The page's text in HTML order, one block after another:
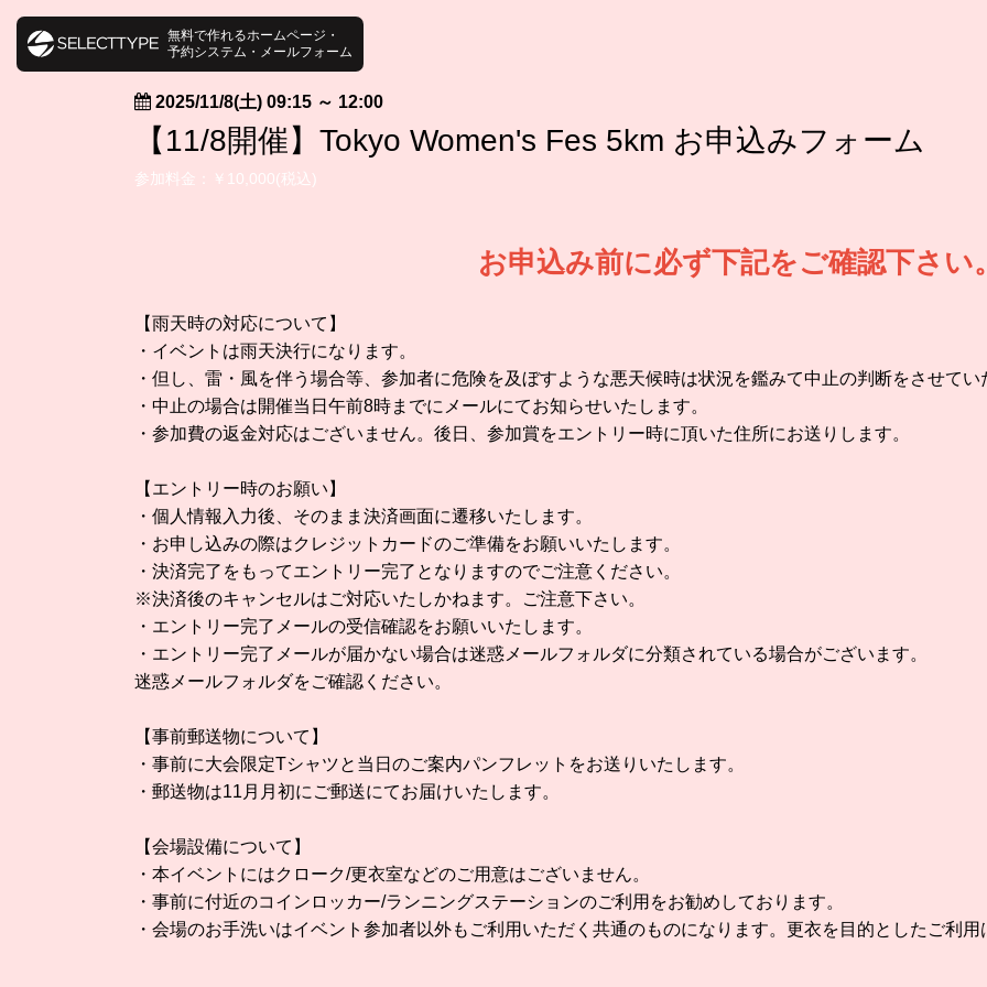
2025/11/8(土) 09:15 ～ 12:00
【11/8開催】Tokyo Women's Fes 5km お申込みフォーム
参加料金：￥10,000(税込)
お申込み前に必ず下記をご確認下さい。
【雨天時の対応について】
・イベントは雨天決行になります。
・但し、雷・風を伴う場合等、参加者に危険を及ぼすような悪天候時は状況を鑑みて中止の判断をさせてい
・中止の場合は開催当日午前8時までにメールにてお知らせいたします。
・参加費の返金対応はございません。後日、参加賞をエントリー時に頂いた住所にお送りします。
【エントリー時のお願い】
・個人情報入力後、そのまま決済画面に遷移いたします。
・お申し込みの際はクレジットカードのご準備をお願いいたします。
・決済完了をもってエントリー完了となりますのでご注意ください。
※決済後のキャンセルはご対応いたしかねます。ご注意下さい。
・エントリー完了メールの受信確認をお願いいたします。
・エントリー完了メールが届かない場合は迷惑メールフォルダに分類されている場合がございます。
迷惑メールフォルダをご確認ください。
【事前郵送物について】
・事前に大会限定Tシャツと当日のご案内パンフレットをお送りいたします。
・郵送物は11月月初にご郵送にてお届けいたします。
【会場設備について】
・本イベントにはクローク/更衣室などのご用意はございません。
・事前に付近のコインロッカー/ランニングステーションのご利用をお勧めしております。
・会場のお手洗いはイベント参加者以外もご利用いただく共通のものになります。更衣を目的としたご利用
無料で作れるホームページ・
予約システム・メールフォーム